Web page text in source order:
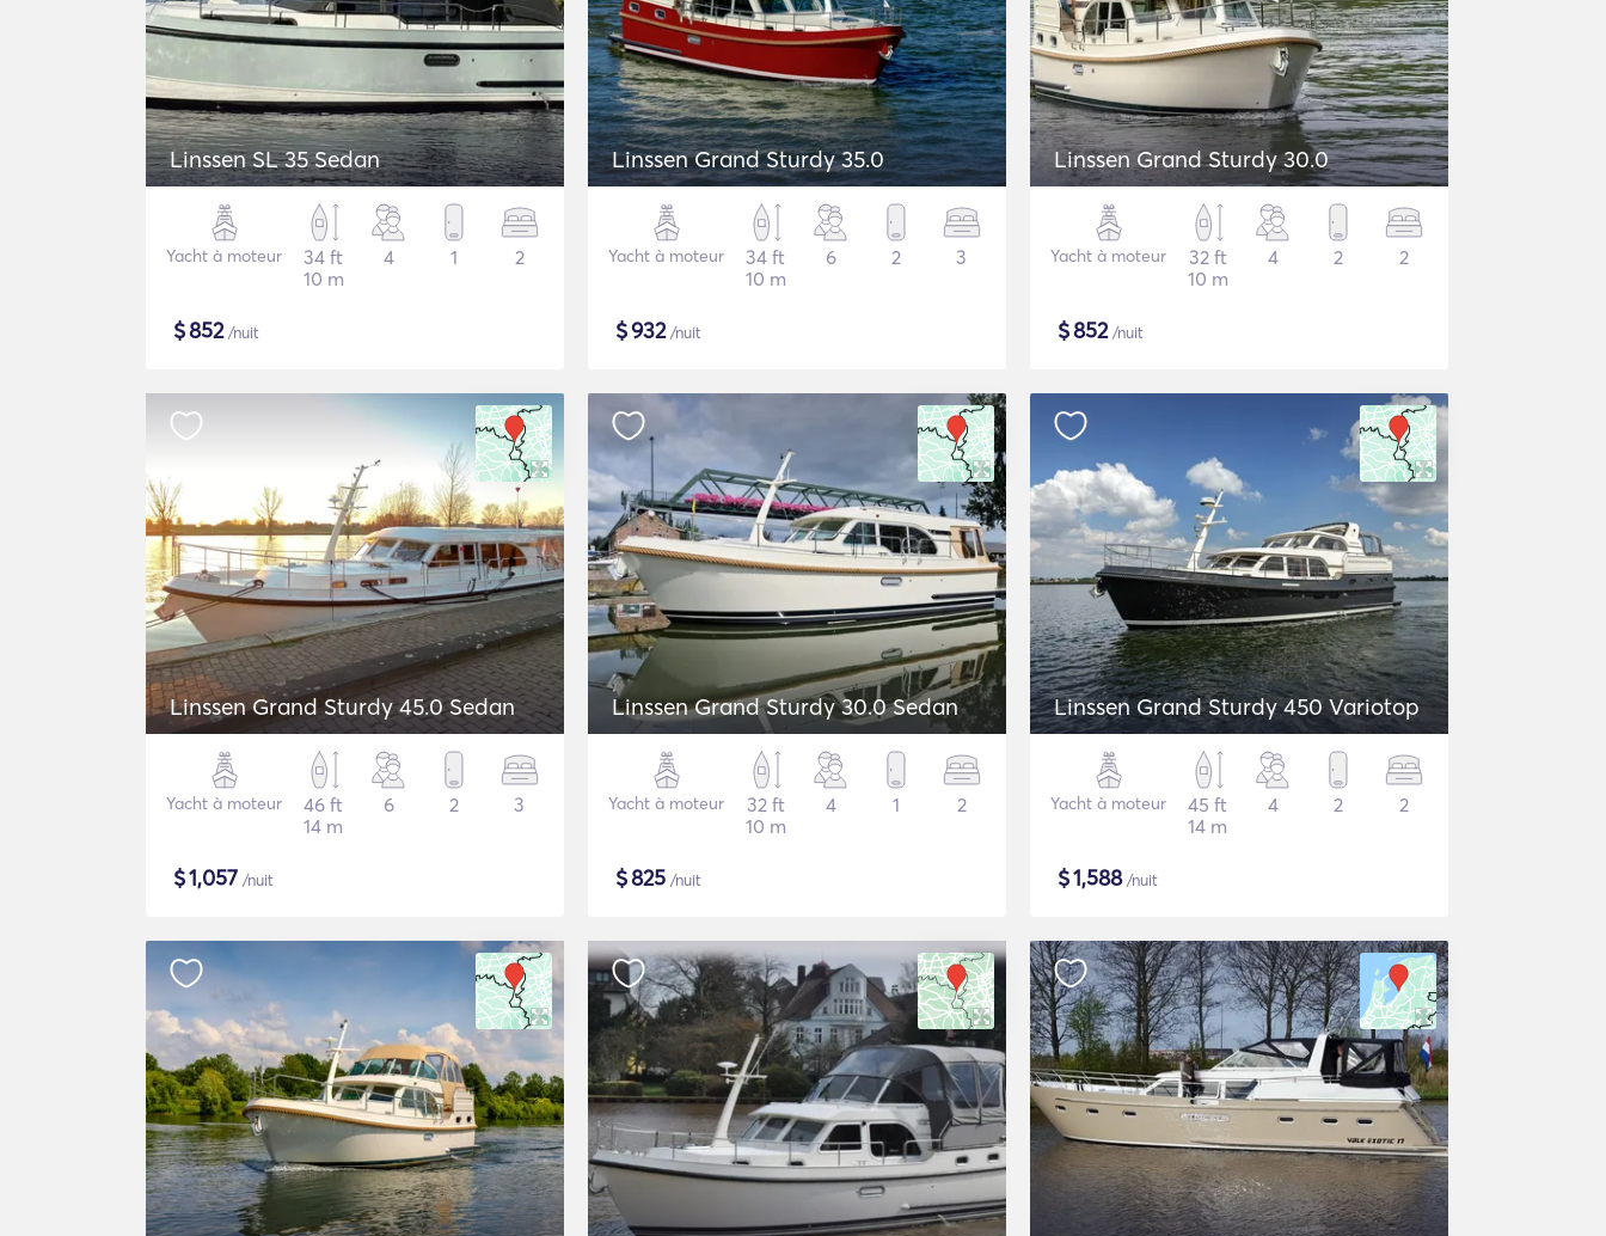
Linssen SL 35 Sedan
Yacht à moteur
34 ft
10 m
4 1 2
$852/nuit
Linssen Grand Sturdy 35.0
Yacht à moteur
34 ft
10 m
6 2 3
$932/nuit
Linssen Grand Sturdy 30.0
Yacht à moteur
32 ft
10 m
4 2 2
$852/nuit
Linssen Grand Sturdy 45.0 Sedan
Yacht à moteur
46 ft
14 m
6 2 3
$1,057 /nuit
Linssen Grand Sturdy 30.0 Sedan
Yacht à moteur
32 ft
10 m
4 1 2
$825 /nuit
Linssen Grand Sturdy 450 Variotop
Yacht à moteur
45 ft
14 m
4 2 2
$1,588/nuit